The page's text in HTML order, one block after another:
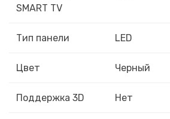
SMART TV
Тип панели LED
Цвет Черный
Поддержка 3D Нет